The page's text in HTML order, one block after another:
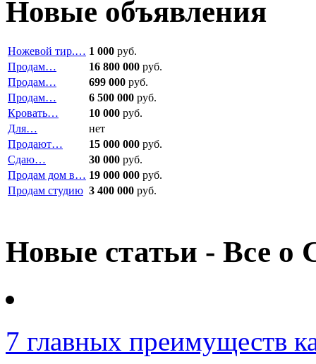
Новые объявления
Ножевой тир.… 1 000 руб.
Продам…
16 800 000 руб.
Продам…
699 000 руб.
Продам…
6 500 000 руб.
Кровать…
10 000 руб.
Для…
нет
Продают…
15 000 000 руб.
Сдаю…
30 000 руб.
Продам дом в… 19 000 000 руб.
Продам студию 3 400 000 руб.
Новые статьи - Все о
7 главных преимуществ